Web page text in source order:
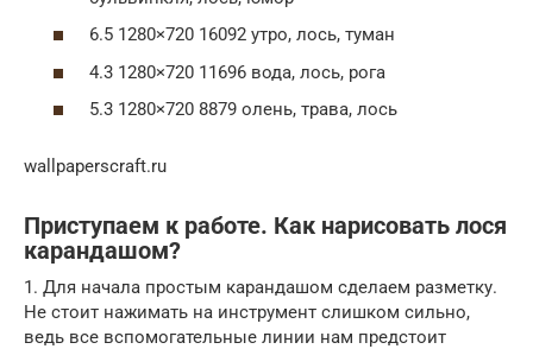
6.5 1280×720 16092 утро, лось, туман
4.3 1280×720 11696 вода, лось, рога
5.3 1280×720 8879 олень, трава, лось
wallpaperscraft.ru
Приступаем к работе. Как нарисовать лося
карандашом?
1. Для начала простым карандашом сделаем разметку.
Не стоит нажимать на инструмент слишком сильно,
ведь все вспомогательные линии нам предстоит